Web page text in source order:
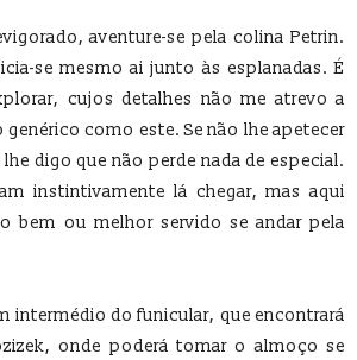
aventure-se pela colina Petrin.
se mesmo ai junto às esplanadas. É
cujos detalhes não me atrevo a
como este. Se não lhe apetecer
digo que não perde nada de especial.
instintivamente lá chegar, mas aqui
bem ou melhor servido se andar pela
intermédio do funicular, que encontrará
onde poderá tomar o almoço se